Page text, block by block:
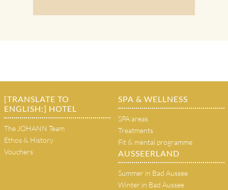
[TRANSLATE TO
ENGLISH:] HOTEL
The JOHANN Team
Ethos & History
Vouchers
SPA & WELLNESS
SPA areas
Treatments
Fit & mental programme
AUSSEERLAND
Summer in Bad Aussee
Winter in Bad Aussee